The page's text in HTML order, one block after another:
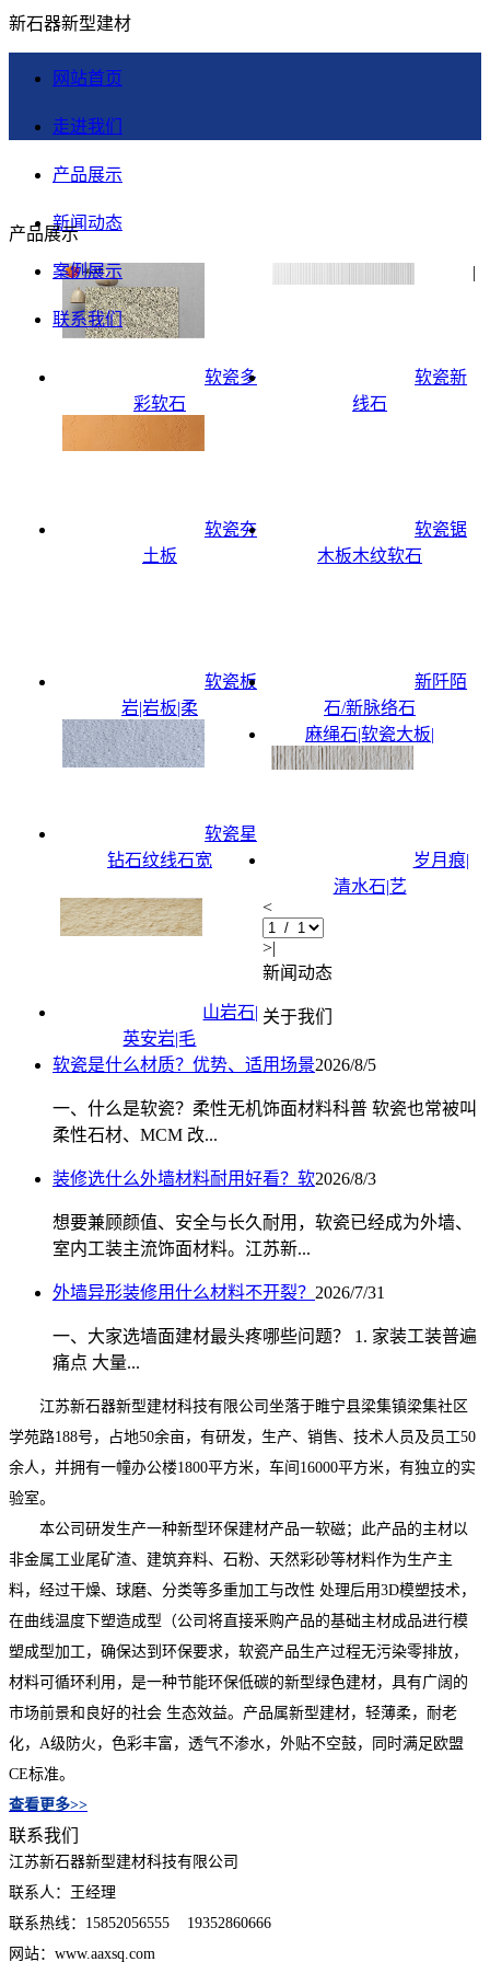
新石器新型建材
网站首页
走进我们
产品展示
新闻动态
案例展示
联系我们
产品展示
软瓷多
彩软石
软瓷新
线石
软瓷夯
土板
软瓷锯
木板木纹软石
软瓷板
岩|岩板|柔
新阡陌
石/新脉络石
软瓷星
钻石纹线石宽
麻绳石|软瓷大板|
岁月痕|
清水石|艺
山岩石|
英安岩|毛
|
<
>|
新闻动态
软瓷是什么材质？优势、适用场景2026/8/5
一、什么是软瓷？柔性无机饰面材料科普 软瓷也常被叫
柔性石材、MCM 改...
装修选什么外墙材料耐用好看？软2026/8/3
想要兼顾颜值、安全与长久耐用，软瓷已经成为外墙、
室内工装主流饰面材料。江苏新...
外墙异形装修用什么材料不开裂？ 2026/7/31
一、大家选墙面建材最头疼哪些问题？ 1. 家装工装普遍
痛点 大量...
关于我们
江苏新石器新型建材科技有限公司坐落于睢宁县梁集镇梁集社区
学苑路188号，占地50余亩，有研发，生产、销售、技术人员及员工50
余人，并拥有一幢办公楼1800平方米，车间16000平方米，有独立的实
验室。
本公司研发生产一种新型环保建材产品一软磁；此产品的主材以
非金属工业尾矿渣、建筑弃料、石粉、天然彩砂等材料作为生产主
料，经过干燥、球磨、分类等多重加工与改性 处理后用3D模塑技术，
在曲线温度下塑造成型（公司将直接釆购产品的基础主材成品进行模
塑成型加工，确保达到环保要求，软瓷产品生产过程无污染零排放，
材料可循环利用，是一种节能环保低碳的新型绿色建材，具有广阔的
市场前景和良好的社会 生态效益。产品属新型建材，轻薄柔，耐老
化，A级防火，色彩丰富，透气不渗水，外贴不空鼓，同时满足欧盟
CE标准。
查看更多>>
联系我们
江苏新石器新型建材科技有限公司
联系人：王经理
联系热线：15852056555 19352860666
网站：www.aaxsq.com